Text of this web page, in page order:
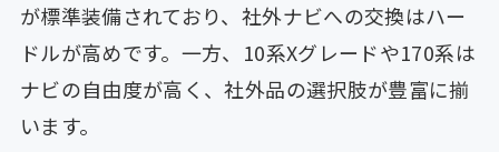
が標準装備されており、社外ナビへの交換はハー
ドルが高めです。一方、10系Xグレードや170系は
ナビの自由度が高く、社外品の選択肢が豊富に揃
います。